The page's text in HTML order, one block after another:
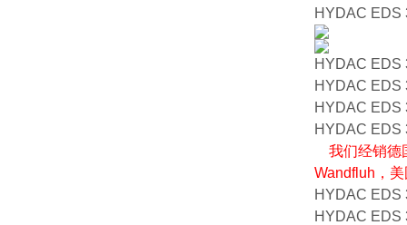
HYDAC EDS
HYDAC EDS
HYDAC EDS
HYDAC EDS
HYDAC EDS
我们经销德
Wandfluh，
HYDAC EDS
HYDAC EDS